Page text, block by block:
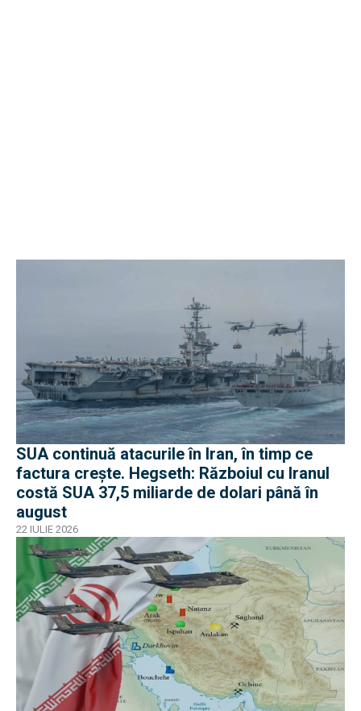
SUA continuă atacurile în Iran, în timp ce
factura crește. Hegseth: Războiul cu Iranul
costă SUA 37,5 miliarde de dolari până în
august
22 IULIE 2026